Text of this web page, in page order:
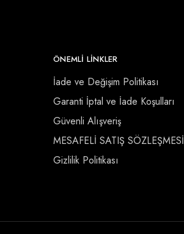
ÖNEMLI LINKLER
İade ve Değişim Politikası
Garanti İptal ve İade Koşulları
Güvenli Alışveriş
MESAFELİ SATIŞ SÖZLEŞMESİ
Gizlilik Politikası